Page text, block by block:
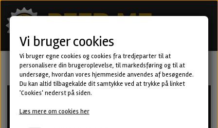
Vi bruger cookies
Vi bruger egne cookies og cookies fra tredjeparter til at
personalisere din brugeroplevelse, til markedsføring og til at
undersøge, hvordan vores hjemmeside anvendes af besøgende.
Du kan altid tilbagekalde dit samtykke ved at trykke på linket
'Cookies' nederst på siden.
Læs mere om cookies her